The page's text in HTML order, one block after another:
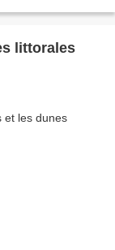
littorales